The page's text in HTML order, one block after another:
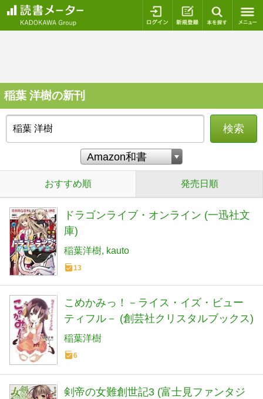
ログイン 新規登録
稲葉 洋樹の新刊
検索
おすすめ順 発売日順
ドラゴンライブ・オンライン (一迅社文
庫)
稲葉洋樹 kauto
13
こめかみっ！－ライス・イズ・ビュー
ティフル－ (創芸社クリスタルブックス)
稲葉洋樹
6
剣帝の女難創世記3 (富士見ファンタジ